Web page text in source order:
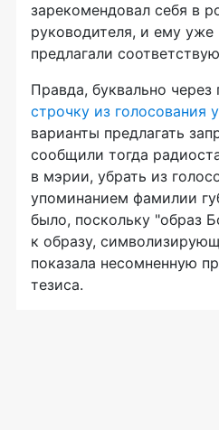
зарекомендовал себя в
руководителя, и ему
предлагали
Правда, буквально через
строчку из голосования
варианты предлагать
сообщили тогда
в мэрии, убрать из
упоминанием фамилии
было, поскольку "образ
к образу,
показала несомненную
тезиса.